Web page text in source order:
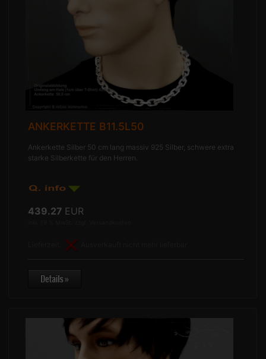
ANKERKETTE B11.5L50
Ankerkette Silber 50 cm lang massiv 925 Silber, schwere extra
starke Silberkette für den Herren.
439.27 EUR